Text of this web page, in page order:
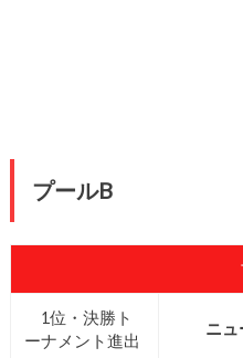
プールB
1位・決勝ト
ーナメント進出
ニュ